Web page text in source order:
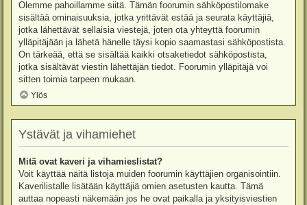
Olemme pahoillamme siitä. Tämän foorumin sähköpostilomake
sisältää ominaisuuksia, jotka yrittävät estää ja seurata käyttäjiä,
jotka lähettävät sellaisia viestejä, joten ota yhteyttä foorumin
ylläpitäjään ja lähetä hänelle täysi kopio saamastasi sähköpostista.
On tärkeää, että se sisältää kaikki otsaketiedot sähköpostista,
jotka sisältävät viestin lähettäjän tiedot. Foorumin ylläpitäjä voi
sitten toimia tarpeen mukaan.
Ylös
Ystävät ja vihamiehet
Mitä ovat kaveri ja vihamieslistat?
Voit käyttää näitä listoja muiden foorumin käyttäjien organisointiin.
Kaverilistalle lisätään käyttäjiä omien asetusten kautta. Tämä
auttaa nopeasti näkemään jos he ovat paikalla ja yksityisviestien